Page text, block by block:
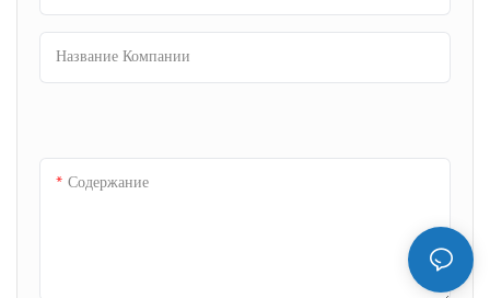
Название Компании
Содержание